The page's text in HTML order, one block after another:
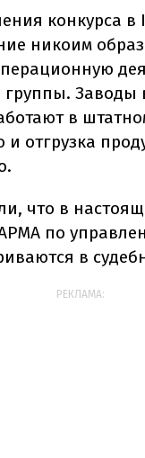
конкурса в
никоим
группы.
в
и отгрузка
что в
по
в
РЕКЛАМА: